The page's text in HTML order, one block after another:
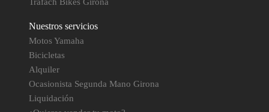
Trafach Bikes Girona
Nuestros servicios
Motos Yamaha
Bicicletas
Alquiler
Ocasionista Segunda Mano Girona
Liquidación